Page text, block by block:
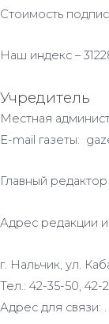
Стоимость
Наш индекс –
Учредитель
Местная
E-mail газеты:
Главный редактор
Адрес редакции и
г. Нальчик, ул.
Тел.: 42-35-50, 42-
Адрес для связи: .